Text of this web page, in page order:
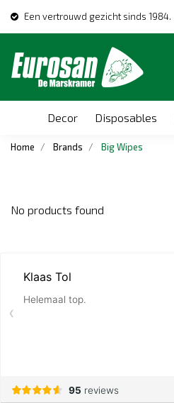
Een vertrouwd gezicht sinds 1984.
Decor Disposables
Home Brands Big Wipes
No products found